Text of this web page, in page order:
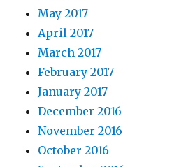
May 2017
April 2017
March 2017
February 2017
January 2017
December 2016
November 2016
October 2016